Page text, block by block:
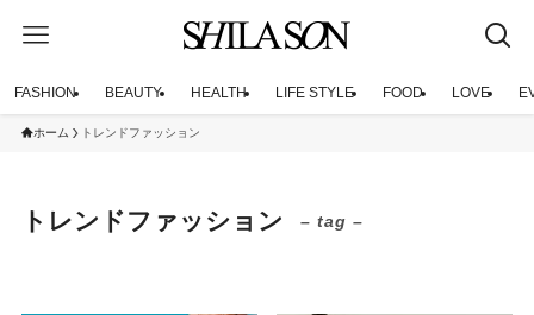
FASHION BEAUTY HEALTH LIFE STYLE FOOD LOVE
ホーム トレンドファッション
トレンドファッション – tag –